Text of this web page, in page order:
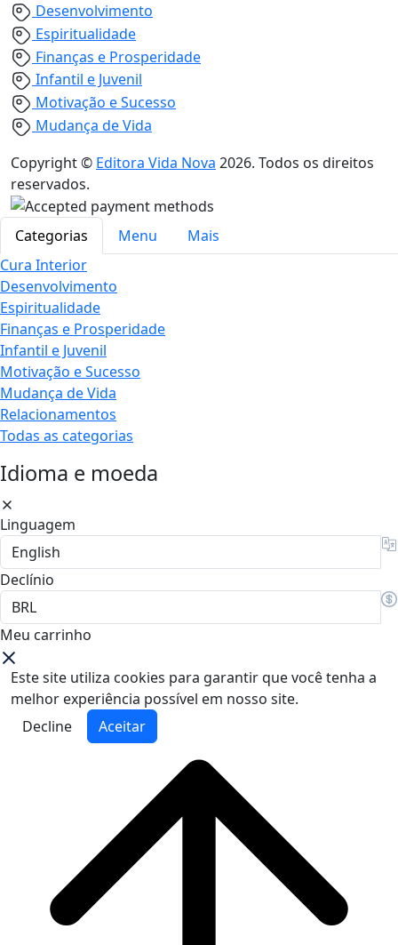
Desenvolvimento
Espiritualidade
Finanças e Prosperidade
Infantil e Juvenil
Motivação e Sucesso
Mudança de Vida
Copyright © Editora Vida Nova 2026. Todos os direitos
reservados.
Categorias Menu
Mais
Cura Interior
Desenvolvimento
Espiritualidade
Finanças e Prosperidade
Infantil e Juvenil
Motivação e Sucesso
Mudança de Vida
Relacionamentos
Todas as categorias
Idioma e moeda
Linguagem
Declínio
Meu carrinho
Este site utiliza cookies para garantir que você tenha a
melhor experiência possível em nosso site.
Decline
Aceitar